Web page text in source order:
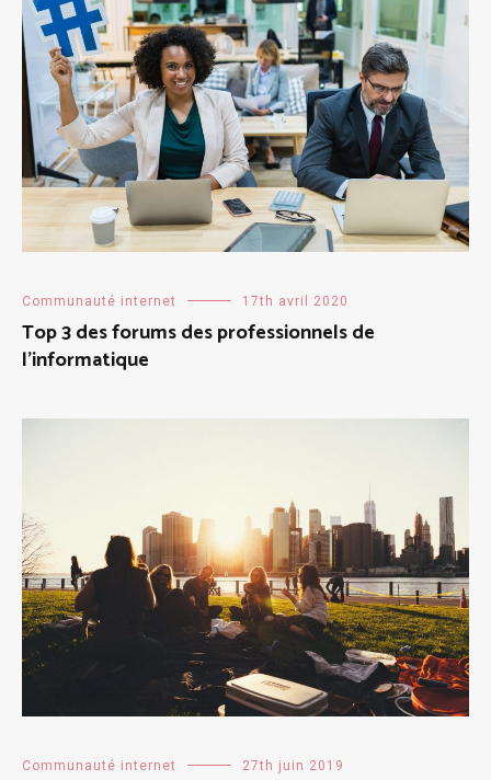
Communauté internet 17th avril 2020
Top 3 des forums des professionnels de
l’informatique
Communauté internet 27th juin 2019